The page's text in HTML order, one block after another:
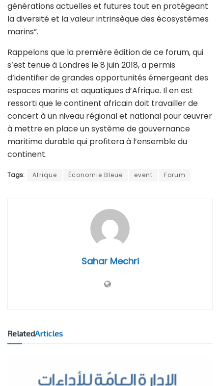
générations actuelles et futures tout en protégeant
la diversité et la valeur intrinsèque des écosystèmes
marins”.
Rappelons que la première édition de ce forum, qui
s’est tenue à Londres le 8 juin 2018, a permis
d’identifier de grandes opportunités émergeant des
espaces marins et aquatiques d’Afrique. Il en est
ressorti que le continent africain doit travailler de
concert à un niveau régional et national pour œuvrer
à mettre en place un système de gouvernance
maritime durable qui profitera à l’ensemble du
continent.
Tags: Afrique Économie Bleue event Forum
Sahar Mechri
RelatedArticles